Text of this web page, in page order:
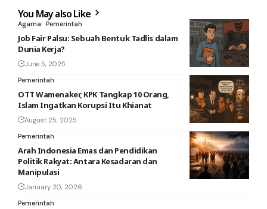
You May also Like
Agama Pemerintah
Job Fair Palsu: Sebuah Bentuk Tadlis dalam
Dunia Kerja?
June 5, 2025
Pemerintah
OTT Wamenaker, KPK Tangkap 10 Orang,
Islam Ingatkan Korupsi Itu Khianat
August 25, 2025
Pemerintah
Arah Indonesia Emas dan Pendidikan
Politik Rakyat: Antara Kesadaran dan
Manipulasi
January 20, 2026
Pemerintah